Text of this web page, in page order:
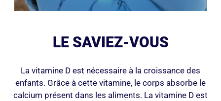
LE SAVIEZ-VOUS
La vitamine D est nécessaire à la croissance des
enfants. Grâce à cette vitamine, le corps absorbe le
calcium présent dans les aliments. La vitamine D est